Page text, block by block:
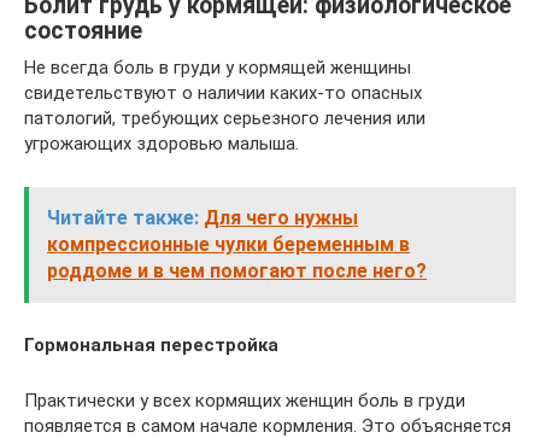
Болит грудь у кормящей: физиологическое
состояние
Не всегда боль в груди у кормящей женщины
свидетельствуют о наличии каких-то опасных
патологий, требующих серьезного лечения или
угрожающих здоровью малыша.
Читайте также: Для чего нужны
компрессионные чулки беременным в
роддоме и в чем помогают после него?
Гормональная перестройка
Практически у всех кормящих женщин боль в груди
появляется в самом начале кормления. Это объясняется